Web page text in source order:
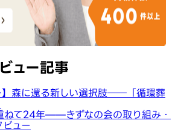
ュー記事
】森に還る新しい選択肢──「循環葬
ねて24年——きずなの会の取り組み・
ュー